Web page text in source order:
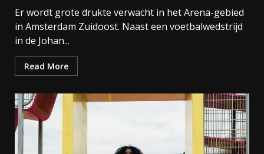
Er wordt grote drukte verwacht in het Arena-gebied
in Amsterdam Zuidoost. Naast een voetbalwedstrijd
in de Johan...
Read More